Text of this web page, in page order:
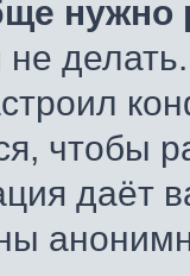
нужно
чтобы
даёт